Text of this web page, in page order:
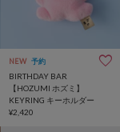
NEW 予約
BIRTHDAY BAR
【HOZUMI ホズミ】
KEYRING キーホルダー
¥2,420